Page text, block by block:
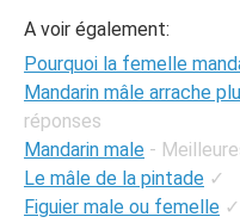
A voir également:
Pourquoi la femelle
Mandarin mâle arrache
réponses
Mandarin male -
Le mâle de la pintade ✓
Figuier male ou femelle ✓